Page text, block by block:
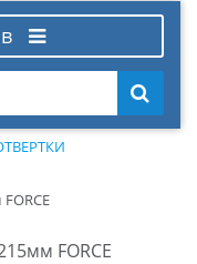
FORCE